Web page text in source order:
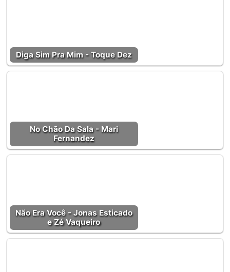
Diga Sim Pra Mim - Toque Dez
No Chão Da Sala - Mari
Fernandez
Não Era Você - Jonas Esticado
e Zé Vaqueiro